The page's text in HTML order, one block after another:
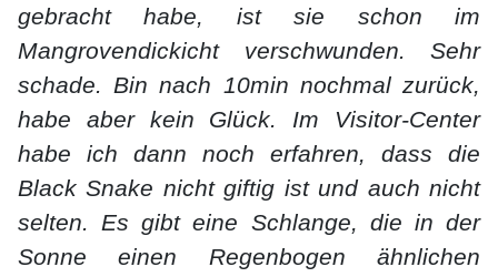
gebracht habe, ist sie schon im
Mangrovendickicht verschwunden. Sehr
schade. Bin nach 10min nochmal zurück,
habe aber kein Glück. Im Visitor-Center
habe ich dann noch erfahren, dass die
Black Snake nicht giftig ist und auch nicht
selten. Es gibt eine Schlange, die in der
Sonne einen Regenbogen ähnlichen